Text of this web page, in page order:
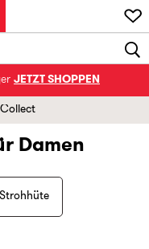
JETZT SHOPPEN
Damen
Strohhüte